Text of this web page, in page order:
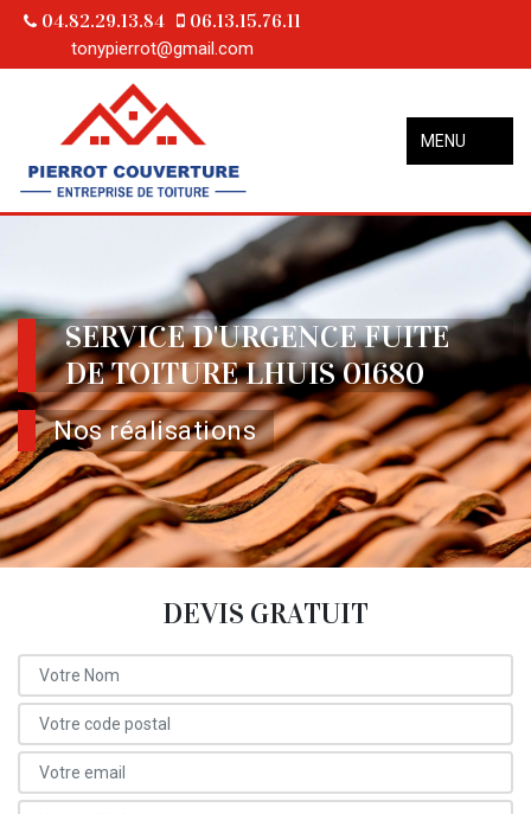
04.82.29.13.84 06.13.15.76.11
tonypierrot@gmail.com
MENU
SERVICE D'URGENCE FUITE
DE TOITURE LHUIS 01680
Nos réalisations
DEVIS GRATUIT